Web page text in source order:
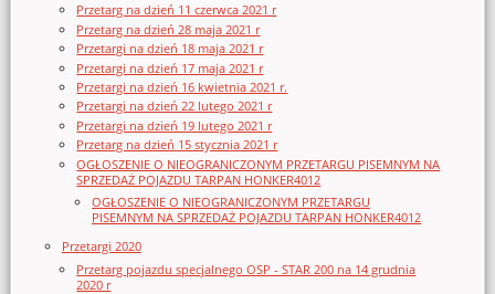
Przetarg na dzień 11 czerwca 2021 r
Przetarg na dzień 28 maja 2021 r
Przetargi na dzień 18 maja 2021 r
Przetargi na dzień 17 maja 2021 r
Przetargi na dzień 16 kwietnia 2021 r.
Przetargi na dzień 22 lutego 2021 r
Przetargi na dzień 19 lutego 2021 r
Przetarg na dzień 15 stycznia 2021 r
OGŁOSZENIE O NIEOGRANICZONYM PRZETARGU PISEMNYM NA
SPRZEDAŻ POJAZDU TARPAN HONKER4012
OGŁOSZENIE O NIEOGRANICZONYM PRZETARGU
PISEMNYM NA SPRZEDAŻ POJAZDU TARPAN HONKER4012
Przetargi 2020
Przetarg pojazdu specjalnego OSP - STAR 200 na 14 grudnia
2020 r